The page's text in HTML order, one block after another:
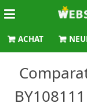
ACHAT